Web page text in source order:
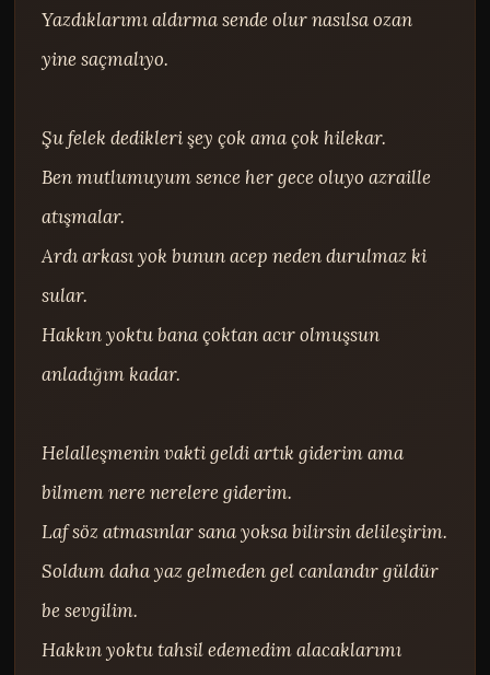
Yazdıklarımı aldırma sende olur nasılsa ozan
yine saçmalıyo.
Şu felek dedikleri şey çok ama çok hilekar.
Ben mutlumuyum sence her gece oluyo azraille
atışmalar.
Ardı arkası yok bunun acep neden durulmaz ki
sular.
Hakkın yoktu bana çoktan acır olmuşsun
anladığım kadar.
Helalleşmenin vakti geldi artık giderim ama
bilmem nere nerelere giderim.
Laf söz atmasınlar sana yoksa bilirsin delileşirim.
Soldum daha yaz gelmeden gel canlandır güldür
be sevgilim.
Hakkın yoktu tahsil edemedim alacaklarımı